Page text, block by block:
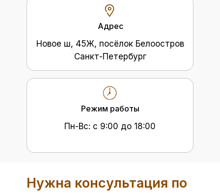
Адрес
Новое ш, 45Ж, посёлок Белоостров
Санкт-Петербург
Режим работы
Пн-Вс: с 9:00 до 18:00
Нужна консультация по